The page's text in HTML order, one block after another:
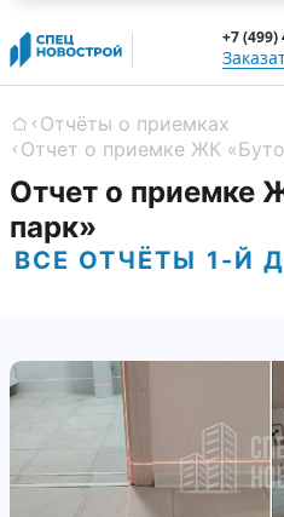
+7 (499)
Главная
Отчёты о приемках
Отчет о приемке ЖК
Отчет о приемке
парк»
ВСЕ ОТЧЁТЫ 1-Й